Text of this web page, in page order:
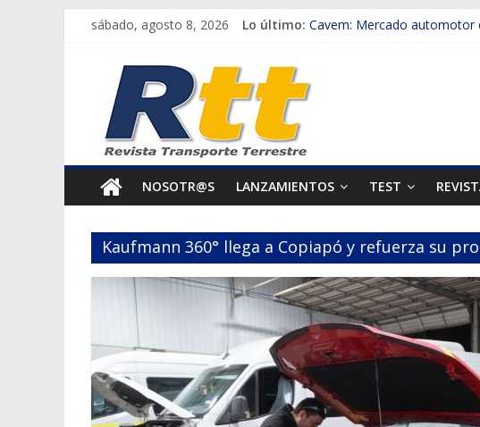
Saltarsábado, agosto 8, 2026 Lo último: Cavem: Mercado automotor
SINOTRUK Pick-ups
Chile es el primer mercado
Rtt
Revista
Transporte
Terrestre
Autos,
camiones,
motos,
información
mundo
del
transporte
NOSOTR@S LANZAMIENTOS TEST
Kaufmann 360° llega a Copiapó y refuerza su